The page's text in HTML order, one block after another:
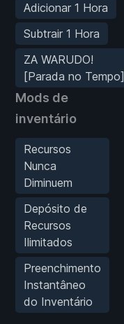
Adicionar 1 Hora
Subtrair 1 Hora
ZA WARUDO!
[Parada no Tempo]
Mods de
inventário
Recursos
Nunca
Diminuem
Depósito de
Recursos
Ilimitados
Preenchimento
Instantâneo
do Inventário